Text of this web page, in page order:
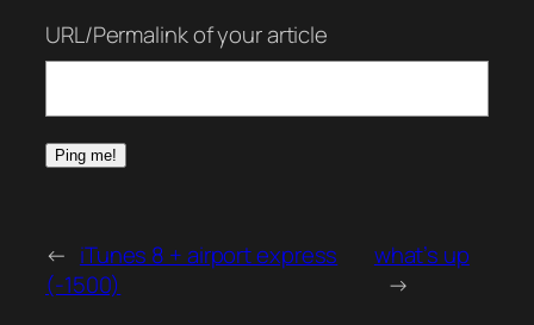
URL/Permalink of your article
← iTunes 8 + airport express
(-1500)
what’s up
→